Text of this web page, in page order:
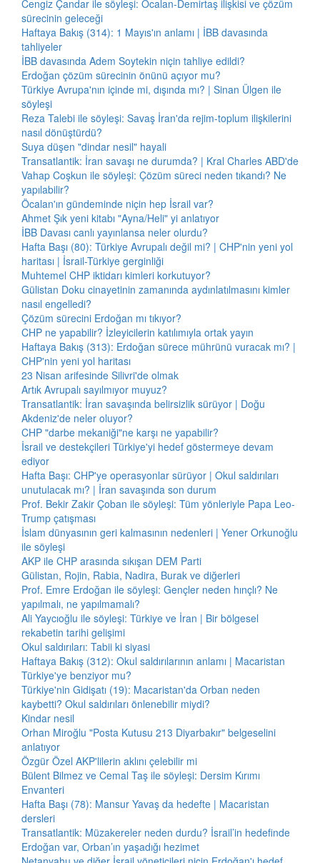
Cengiz Çandar ile söyleşi: Öcalan-Demirtaş ilişkisi ve çözüm
sürecinin geleceği
Haftaya Bakış (314): 1 Mayıs'ın anlamı | İBB davasında
tahliyeler
İBB davasında Adem Soytekin niçin tahliye edildi?
Erdoğan çözüm sürecinin önünü açıyor mu?
Türkiye Avrupa'nın içinde mi, dışında mı? | Sinan Ülgen ile
söyleşi
Reza Talebi ile söyleşi: Savaş İran'da rejim-toplum ilişkilerini
nasıl dönüştürdü?
Suya düşen "dindar nesil" hayali
Transatlantik: İran savaşı ne durumda? | Kral Charles ABD'de
Vahap Coşkun ile söyleşi: Çözüm süreci neden tıkandı? Ne
yapılabilir?
Öcalan'ın gündeminde niçin hep İsrail var?
Ahmet Şık yeni kitabı "Ayna/Heli" yi anlatıyor
İBB Davası canlı yayınlansa neler olurdu?
Hafta Başı (80): Türkiye Avrupalı değil mi? | CHP'nin yeni yol
haritası | İsrail-Türkiye gerginliği
Muhtemel CHP iktidarı kimleri korkutuyor?
Gülistan Doku cinayetinin zamanında aydınlatılmasını kimler
nasıl engelledi?
Çözüm sürecini Erdoğan mı tıkıyor?
CHP ne yapabilir? İzleyicilerin katılımıyla ortak yayın
Haftaya Bakış (313): Erdoğan sürece mührünü vuracak mı? |
CHP'nin yeni yol haritası
23 Nisan arifesinde Silivri'de olmak
Artık Avrupalı sayılmıyor muyuz?
Transatlantik: İran savaşında belirsizlik sürüyor | Doğu
Akdeniz'de neler oluyor?
CHP "darbe mekaniği"ne karşı ne yapabilir?
İsrail ve destekçileri Türkiye'yi hedef göstermeye devam
ediyor
Hafta Başı: CHP'ye operasyonlar sürüyor | Okul saldırıları
unutulacak mı? | İran savaşında son durum
Prof. Bekir Zakir Çoban ile söyleşi: Tüm yönleriyle Papa Leo-
Trump çatışması
İslam dünyasının geri kalmasının nedenleri | Yener Orkunoğlu
ile söyleşi
AKP ile CHP arasında sıkışan DEM Parti
Gülistan, Rojin, Rabia, Nadira, Burak ve diğerleri
Prof. Emre Erdoğan ile söyleşi: Gençler neden hınçlı? Ne
yapılmalı, ne yapılmamalı?
Ali Yaycıoğlu ile söyleşi: Türkiye ve İran | Bir bölgesel
rekabetin tarihi gelişimi
Okul saldırıları: Tabii ki siyasi
Haftaya Bakış (312): Okul saldırılarının anlamı | Macaristan
Türkiye'ye benziyor mu?
Türkiye'nin Gidişatı (19): Macaristan'da Orban neden
kaybetti? Okul saldırıları önlenebilir miydi?
Kindar nesil
Orhan Miroğlu "Posta Kutusu 213 Diyarbakır" belgeselini
anlatıyor
Özgür Özel AKP'lilerin aklını çelebilir mi
Bülent Bilmez ve Cemal Taş ile söyleşi: Dersim Kırımı
Envanteri
Hafta Başı (78): Mansur Yavaş da hedefte | Macaristan
dersleri
Transatlantik: Müzakereler neden durdu? İsrail’in hedefinde
Erdoğan var, Orban’ın yaşadığı hezimet